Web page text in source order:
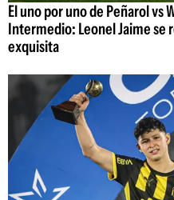
El uno por uno de Peñarol vs
Intermedio: Leonel Jaime se
exquisita